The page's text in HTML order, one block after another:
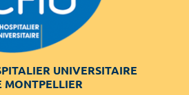
UNIVERSITAIRE
MONTPELLIER